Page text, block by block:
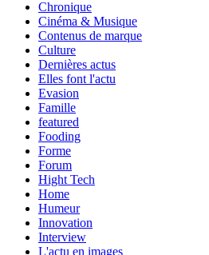
Chronique
Cinéma & Musique
Contenus de marque
Culture
Dernières actus
Elles font l'actu
Evasion
Famille
featured
Fooding
Forme
Forum
Hight Tech
Home
Humeur
Innovation
Interview
L'actu en images